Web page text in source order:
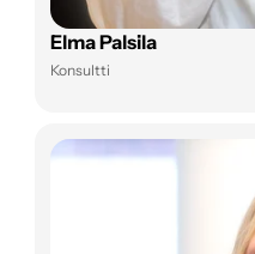
Elma Palsila
Konsultti